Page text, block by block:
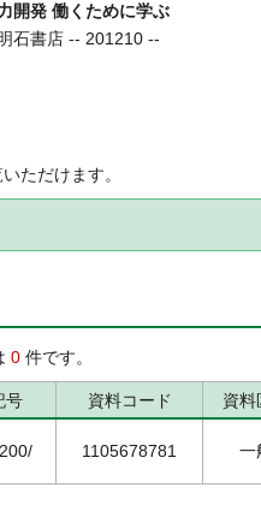
開発 働くために学ぶ
石書店 -- 201210 --
ただけます。
0 件です。
号 資料コード 資料
1105678781 一